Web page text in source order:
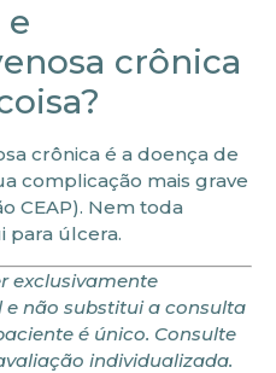
e
crônica
crônica é a doença de
complicação mais grave
CEAP). Nem toda
para úlcera.
exclusivamente
não substitui a consulta
é único. Consulte
individualizada.